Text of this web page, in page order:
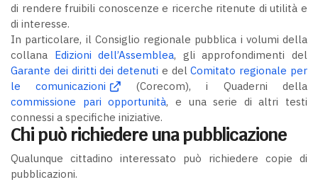
di rendere fruibili conoscenze e ricerche ritenute di utilità e
di interesse.
In particolare, il Consiglio regionale pubblica i volumi della
collana Edizioni dell’Assemblea, gli approfondimenti del
Garante dei diritti dei detenuti e delComitato regionale per
le comunicazioni
(Corecom), i Quaderni della
commissione pari opportunità, e una serie di altri testi
connessi a specifiche iniziative.
Chi può richiedere una pubblicazione
Qualunque cittadino interessato può richiedere copie di
pubblicazioni.